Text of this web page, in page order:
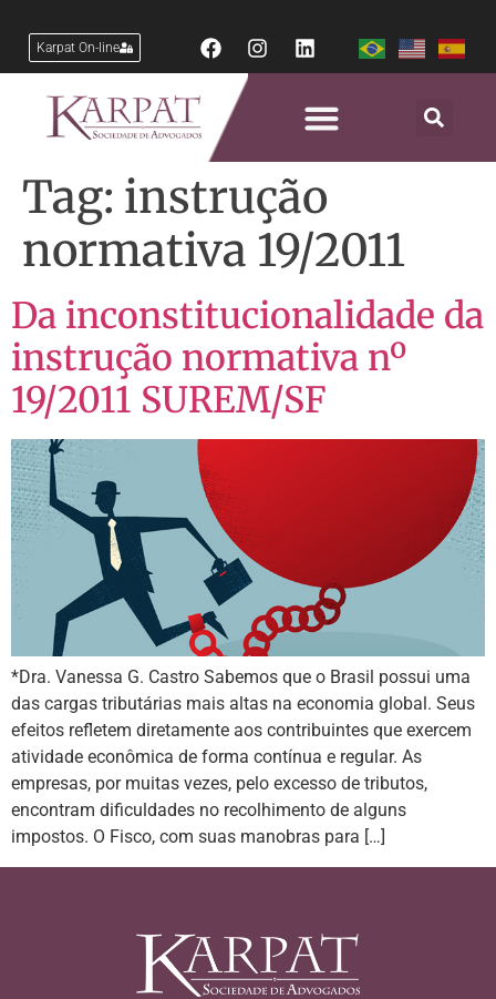
Karpat On-line
Tag: instrução
normativa 19/2011
Da inconstitucionalidade da
instrução normativa nº
19/2011 SUREM/SF
*Dra. Vanessa G. Castro Sabemos que o Brasil possui uma
das cargas tributárias mais altas na economia global. Seus
efeitos refletem diretamente aos contribuintes que exercem
atividade econômica de forma contínua e regular. As
empresas, por muitas vezes, pelo excesso de tributos,
encontram dificuldades no recolhimento de alguns
impostos. O Fisco, com suas manobras para […]